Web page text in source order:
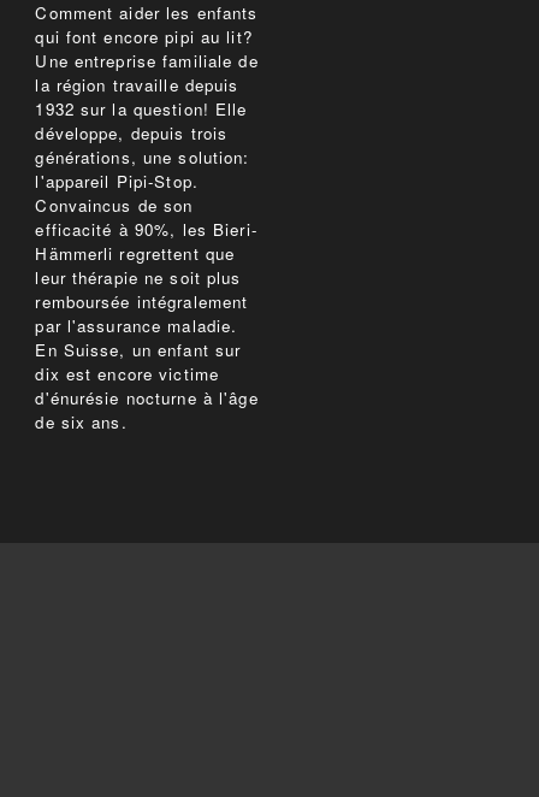
Comment aider les enfants
qui font encore pipi au lit?
Une entreprise familiale de
la région travaille depuis
1932 sur la question! Elle
développe, depuis trois
générations, une solution:
l'appareil Pipi-Stop.
Convaincus de son
efficacité à 90%, les Bieri-
Hämmerli regrettent que
leur thérapie ne soit plus
remboursée intégralement
par l'assurance maladie.
En Suisse, un enfant sur
dix est encore victime
d'énurésie nocturne à l'âge
de six ans.